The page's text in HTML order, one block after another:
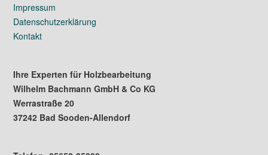
Impressum
Datenschutzerklärung
Kontakt
Ihre Experten für Holzbearbeitung
Wilhelm Bachmann GmbH & Co KG
Werrastraße 20
37242 Bad Sooden-Allendorf